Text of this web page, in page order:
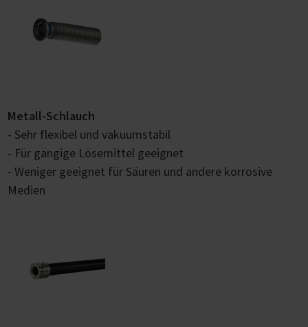
Metall-Schlauch
- Sehr flexibel und vakuumstabil
- Für gängige Lösemittel geeignet
- Weniger geeignet für Säuren und andere korrosive
Medien